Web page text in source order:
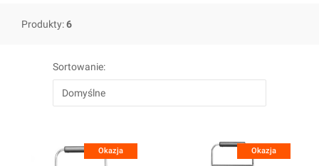
Produkty:6
Sortowanie:
Domyślne
Okazja Okazja